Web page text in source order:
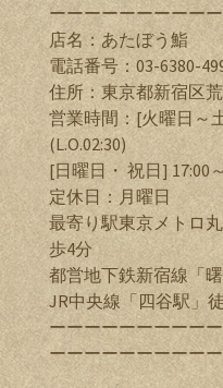
ーーーーーーーーー
店名：あたぼう鮨
電話番号：03-6380-
住所：東京都新宿区
営業時間：[火曜日～
(L.O.02:30)
[日曜日・ 祝日] 17:00
定休日：月曜日
最寄り駅東京メトロ
歩4分
都営地下鉄新宿線「
JR中央線「四谷駅」
ーーーーーーーーー
ーーーーーーーーー